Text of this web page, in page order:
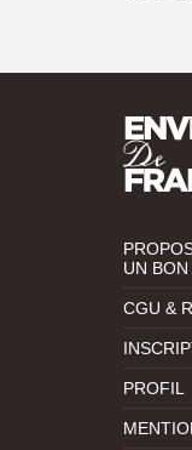
UN BON
CGU &
PROFIL